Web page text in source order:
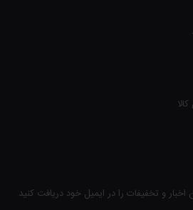
تجاری و خانگی. ارسال سریع و قیمت
و تخفیفات را در ایمیل خود دریافت کنید